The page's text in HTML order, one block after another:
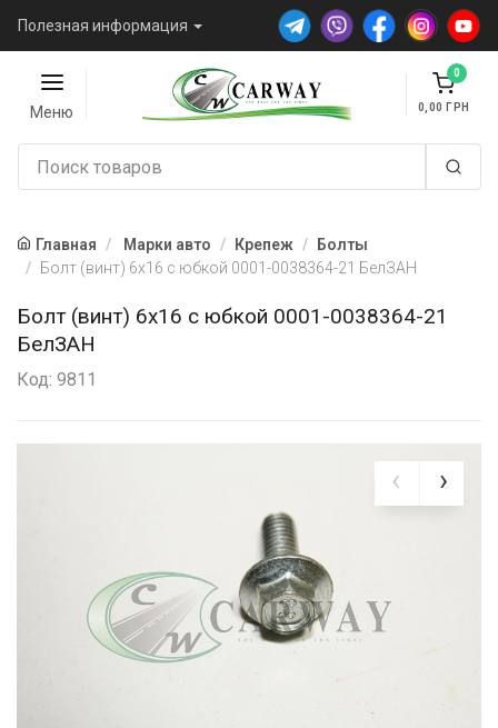
Полезная информация
Меню
0
0,00
Главная Марки авто Крепеж
Болты
Болт (винт) 6х16 с юбкой 0001-0038364-21 БелЗАН
Болт (винт) 6х16 с юбкой 0001-0038364-21
БелЗАН
Код: 9811